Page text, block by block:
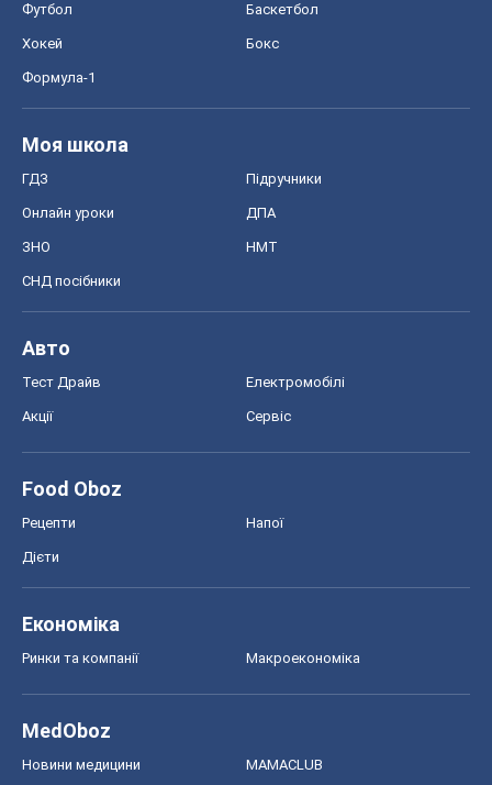
Футбол Баскетбол
Хокей Бокс
Формула-1
Моя школа
ГДЗ Підручники
Онлайн уроки ДПА
ЗНО НМТ
СНД посібники
Авто
Тест Драйв Електромобілі
Акції Сервіс
Food Oboz
Рецепти Напої
Дієти
Економіка
Ринки та компанії Макроекономіка
MedOboz
Новини медицини MAMACLUB